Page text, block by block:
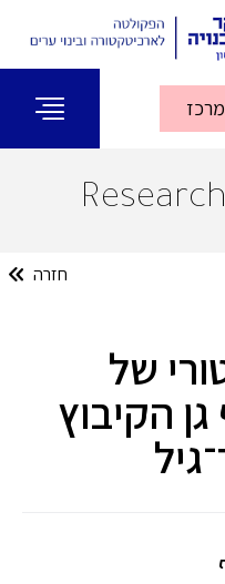
Research
חזרה
של
הקיבוץ